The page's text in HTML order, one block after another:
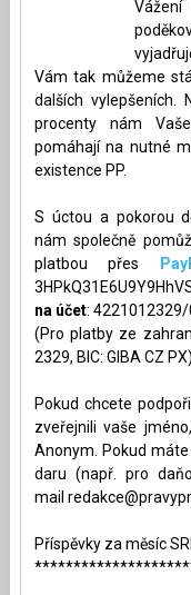
Vám tak můžeme
dalších vylepšeních.
procenty nám
pomáhají na nutné
existence PP.
S úctou a pokorou
nám společně
platbou přes
na účet:
(Pro platby ze
2329, BIC: GIBA CZ
Pokud chcete
zveřejnili vaše
Anonym. Pokud
daru (např. pro
mail
Příspěvky za měsíc